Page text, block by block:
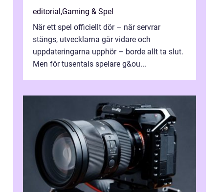
editorial ,Gaming & Spel
När ett spel officiellt dör – när servrar
stängs, utvecklarna går vidare och
uppdateringarna upphör – borde allt ta slut.
Men för tusentals spelare g&ou...